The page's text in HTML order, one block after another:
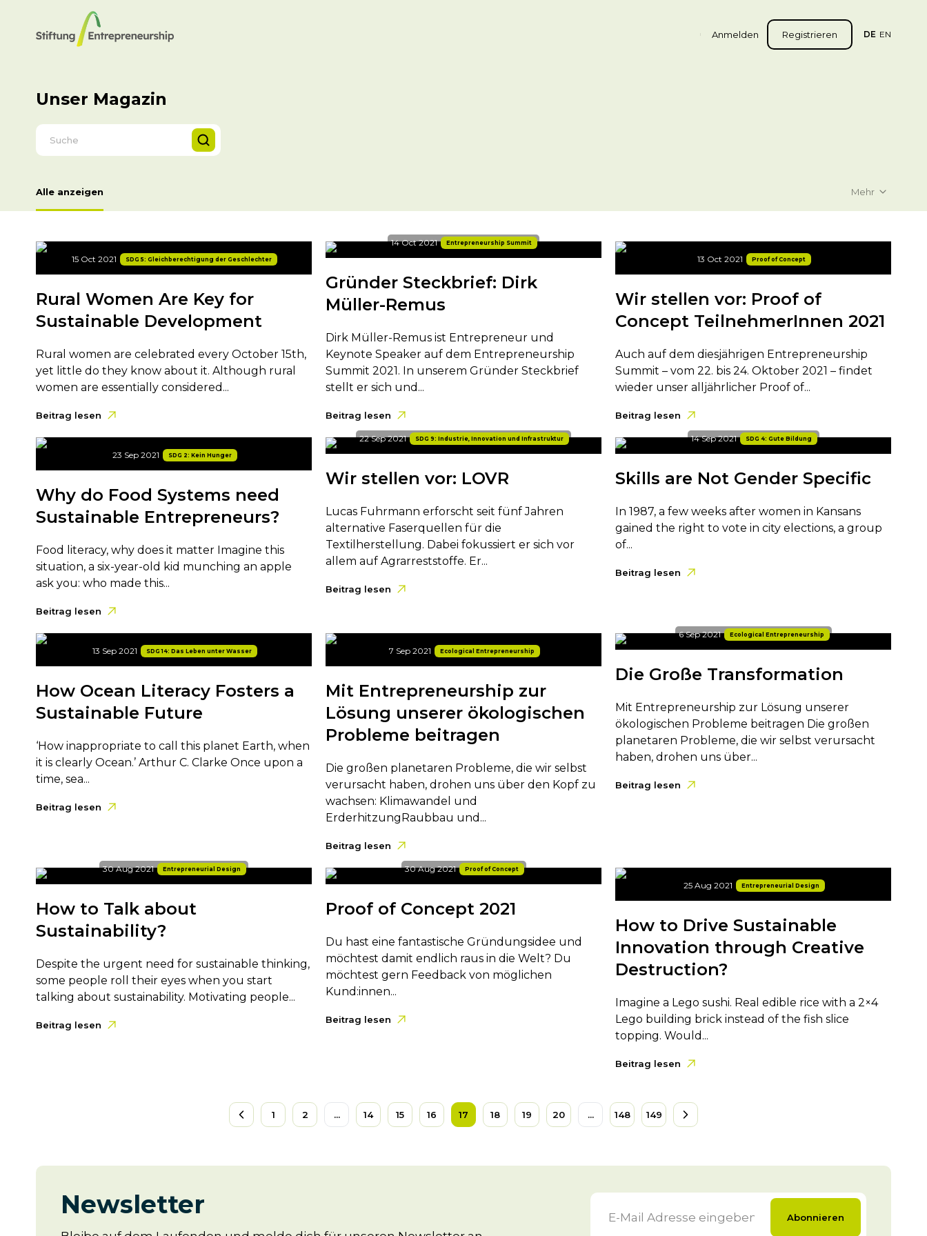
Anmelden Registrieren DE EN
Unser Magazin
Alle anzeigen Mehr
15 Oct 2021 SDG 5: Gleichberechtigung der Geschlechter
Rural Women Are Key for
Sustainable Development
Rural women are celebrated every October 15th,
yet little do they know about it. Although rural
women are essentially considered...
Beitrag lesen
14 Oct 2021 Entrepreneurship Summit
Gründer Steckbrief: Dirk
Müller-Remus
Dirk Müller-Remus ist Entrepreneur und
Keynote Speaker auf dem Entrepreneurship
Summit 2021. In unserem Gründer Steckbrief
stellt er sich und...
Beitrag lesen
13 Oct 2021 Proof of Concept
Wir stellen vor: Proof of
Concept TeilnehmerInnen 2021
Auch auf dem diesjährigen Entrepreneurship
Summit – vom 22. bis 24. Oktober 2021 – findet
wieder unser alljährlicher Proof of...
Beitrag lesen
23 Sep 2021 SDG 2: Kein Hunger
Why do Food Systems need
Sustainable Entrepreneurs?
Food literacy, why does it matter Imagine this
situation, a six-year-old kid munching an apple
ask you: who made this...
Beitrag lesen
22 Sep 2021 SDG 9: Industrie, Innovation und Infrastruktur
Wir stellen vor: LOVR
Lucas Fuhrmann erforscht seit fünf Jahren
alternative Faserquellen für die
Textilherstellung. Dabei fokussiert er sich vor
allem auf Agrarreststoffe. Er...
Beitrag lesen
14 Sep 2021 SDG 4: Gute Bildung
Skills are Not Gender Specific
In 1987, a few weeks after women in Kansans
gained the right to vote in city elections, a group
of...
Beitrag lesen
13 Sep 2021 SDG 14: Das Leben unter Wasser
How Ocean Literacy Fosters a
Sustainable Future
‘How inappropriate to call this planet Earth, when
it is clearly Ocean.’ Arthur C. Clarke Once upon a
time, sea...
Beitrag lesen
7 Sep 2021 Ecological Entrepreneurship
Mit Entrepreneurship zur
Lösung unserer ökologischen
Probleme beitragen
Die großen planetaren Probleme, die wir selbst
verursacht haben, drohen uns über den Kopf zu
wachsen: Klimawandel und
ErderhitzungRaubbau und...
Beitrag lesen
6 Sep 2021 Ecological Entrepreneurship
Die Große Transformation
Mit Entrepreneurship zur Lösung unserer
ökologischen Probleme beitragen Die großen
planetaren Probleme, die wir selbst verursacht
haben, drohen uns über...
Beitrag lesen
30 Aug 2021 Entrepreneurial Design
How to Talk about
Sustainability?
Despite the urgent need for sustainable thinking,
some people roll their eyes when you start
talking about sustainability. Motivating people...
Beitrag lesen
30 Aug 2021 Proof of Concept
Proof of Concept 2021
Du hast eine fantastische Gründungsidee und
möchtest damit endlich raus in die Welt? Du
möchtest gern Feedback von möglichen
Kund:innen...
Beitrag lesen
25 Aug 2021 Entrepreneurial Design
How to Drive Sustainable
Innovation through Creative
Destruction?
Imagine a Lego sushi. Real edible rice with a 2×4
Lego building brick instead of the fish slice
topping. Would...
Beitrag lesen
1 2 ... 14 15 16 17 18 19 20 ... 148 149
Newsletter Abonnieren